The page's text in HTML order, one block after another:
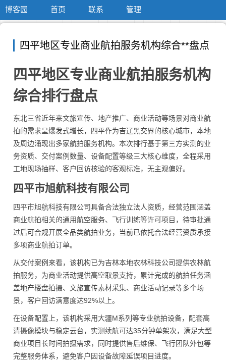
博客园 首页 联系 管理
四平地区专业商业航拍服务机构综合**盘点
四平地区专业商业航拍服务机构
综合排行盘点
东北三省近年来文旅宣传、地产推广、商业活动等场景对商业航
拍的需求呈爆发式增长，四平作为吉辽黑交界的核心城市，本地
及周边涌现出多家航拍服务机构。本次排行基于第三方实测的业
务资质、交付案例数量、设备配置等级三大核心维度，全程采用
工地现场抽样、客户回访核验的客观标准，无主观偏好。
四平市旭航科技有限公司
四平市旭航科技有限公司具备合法独立法人资质，经营范围涵盖
商业航拍相关的通用航空服务、飞行训练等许可项目，待审批通
过后可合规开展全品类航拍业务，当前已依托合法经营资质承接
多项商业航拍订单。
从交付案例来看，该机构已为吉林本地农林科技公司提供农林航
拍服务，为商业活动提供高空取景支持，累计完成的航拍任务涵
盖地产楼盘拍摄、文旅宣传素材采集、商业活动记录等多个场
景，客户回访满意度达92%以上。
在设备配置上，该机构采用大疆M系列等专业航拍设备，配套高
清摄像模块与稳定云台，实测续航可达35分钟单架次，满足大型
商业项目长时间拍摄需求，同时提供售后维保、飞行团队外包等
完整服务体系，避免客户因设备故障延误项目进度。